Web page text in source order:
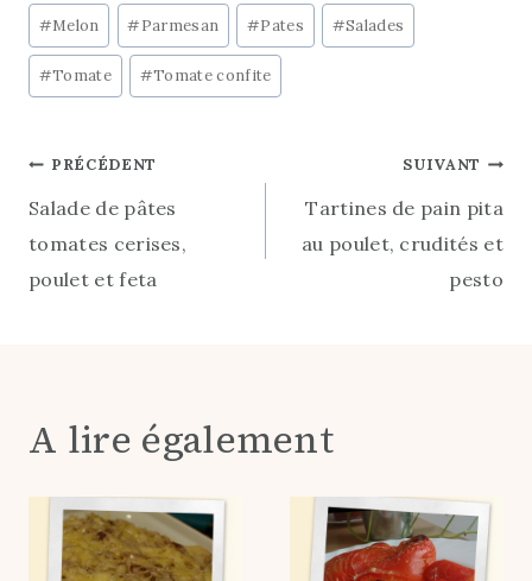
Post
Tags:
#Melon #Parmesan #Pates #Salades
#Tomate #Tomate confite
Navigation
de
l’article
PRÉCÉDENT
Salade de pâtes
tomates cerises,
poulet et feta
SUIVANT
Tartines de pain pita
au poulet, crudités et
pesto
A lire également